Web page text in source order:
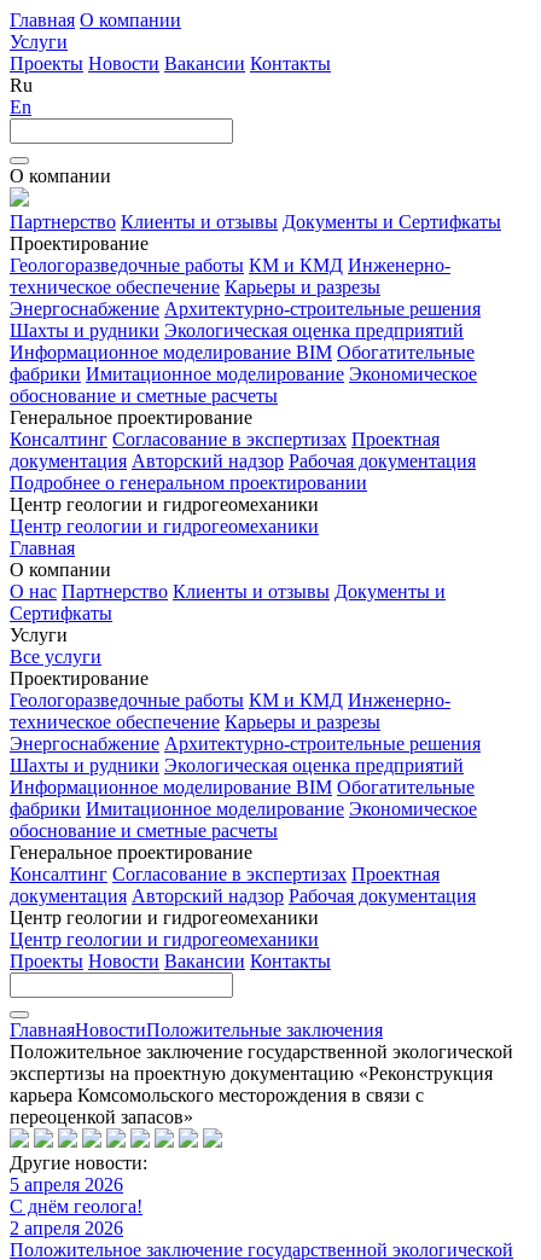
Главная О компании
Услуги
Проекты Новости Вакансии Контакты
Ru
En
О компании
Партнерство Клиенты и отзывы Документы и Сертифкаты
Проектирование
Геологоразведочные работы КМ и КМД Инженерно-
техническое обеспечение Карьеры и разрезы
Энергоснабжение Архитектурно-строительные решения
Шахты и рудники Экологическая оценка предприятий
Информационное моделирование BIM Обогатительные
фабрики Имитационное моделирование Экономическое
обоснование и сметные расчеты
Генеральное проектирование
Консалтинг Согласование в экспертизах Проектная
документация Авторский надзор Рабочая документация
Подробнее о генеральном проектировании
Центр геологии и гидрогеомеханики
Центр геологии и гидрогеомеханики
Главная
О компании
О нас Партнерство Клиенты и отзывы Документы и
Сертифкаты
Услуги
Все услуги
Проектирование
Геологоразведочные работы КМ и КМД Инженерно-
техническое обеспечение Карьеры и разрезы
Энергоснабжение Архитектурно-строительные решения
Шахты и рудники Экологическая оценка предприятий
Информационное моделирование BIM Обогатительные
фабрики Имитационное моделирование Экономическое
обоснование и сметные расчеты
Генеральное проектирование
Консалтинг Согласование в экспертизах Проектная
документация Авторский надзор Рабочая документация
Центр геологии и гидрогеомеханики
Центр геологии и гидрогеомеханики
Проекты Новости Вакансии Контакты
ГлавнаяНовостиПоложительные заключения
Положительное заключение государственной экологической
экспертизы на проектную документацию «Реконструкция
карьера Комсомольского месторождения в связи с
переоценкой запасов»
Другие новости:
5 апреля 2026
С днём геолога!
2 апреля 2026
Положительное заключение государственной экологической